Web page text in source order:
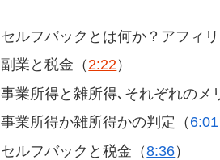
セルフバックとは何か？アフィ
副業と税金（2:22）
事業所得と雑所得､それぞれのメ
事業所得か雑所得かの判定（ 6:01
セルフバックと税金（8:36）